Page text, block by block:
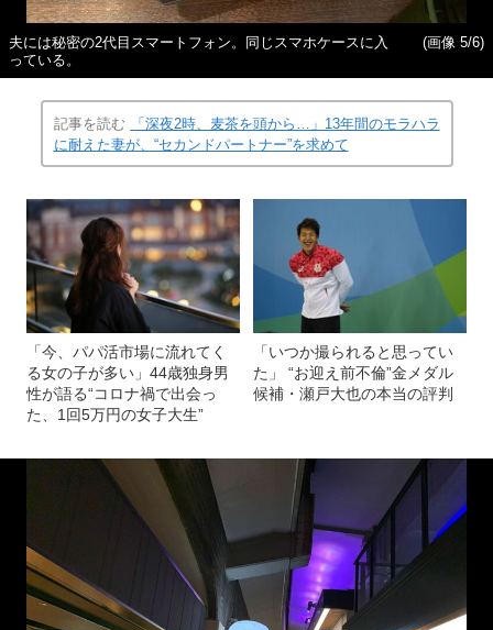
夫には秘密の2代目スマートフォン。同じスマホケースに入
っている。
(画像 5/6)
記事を読む
「深夜2時、麦茶を頭から…」13年間のモラハラ
に耐えた妻が、“セカンドパートナー”を求めて
「今、パパ活市場に流れてく
る女の子が多い」44歳独身男
性が語る“コロナ禍で出会っ
た、1回5万円の女子大生”
「いつか撮られると思ってい
た」 “お迎え前不倫”金メダル
候補・瀬戸大也の本当の評判